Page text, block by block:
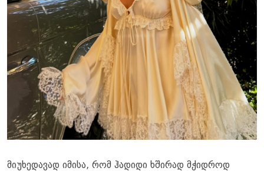
მიუხედავად იმისა, რომ ჰადიდი ხშირად მჭიდროდ